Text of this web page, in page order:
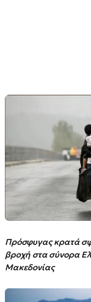
Πρόσφυγας κρατά
βροχή στα σύνορα
Μακεδονίας